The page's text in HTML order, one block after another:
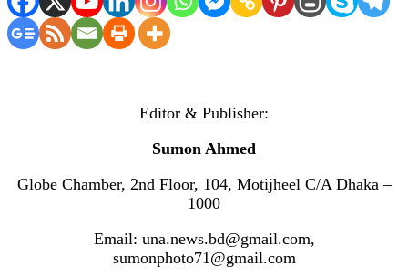
Editor & Publisher:
Sumon Ahmed
Globe Chamber, 2nd Floor, 104, Motijheel C/A Dhaka –
1000
Email: una.news.bd@gmail.com,
sumonphoto71@gmail.com